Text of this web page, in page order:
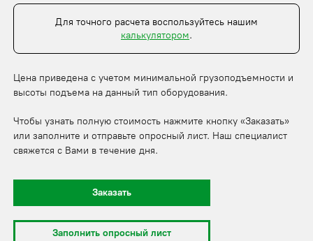
Для точного расчета воспользуйтесь нашим
калькулятором.
Цена приведена с учетом минимальной грузоподъемности и
высоты подъема на данный тип оборудования.
Чтобы узнать полную стоимость нажмите кнопку «Заказать»
или заполните и отправьте опросный лист. Наш специалист
свяжется с Вами в течение дня.
Заказать
Заполнить опросный лист